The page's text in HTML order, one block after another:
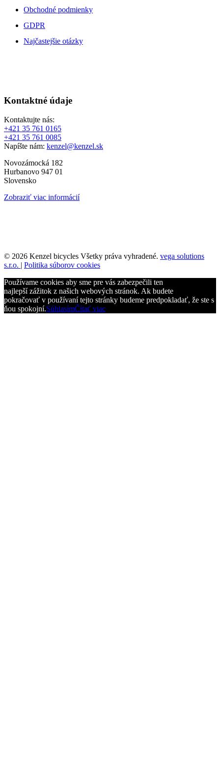
Obchodné podmienky
GDPR
Najčastejšie otázky
Kontaktné údaje
Kontaktujte nás:
+421 35 761 0165
+421 35 761 0085
Napíšte nám: kenzel@kenzel.sk
Novozámocká 182
Hurbanovo 947 01
Slovensko
Zobraziť viac informácií
© 2026 Kenzel bicycles Všetky práva vyhradené. vega solutions
s.r.o. | Politika súborov cookies
Používame cookies aby sme pre vás zabezpečili ten
najlepší zážitok z našich webových stránok. Ak budete
pokračovať v používaní tejto stránky budeme predpokladať, že ste s
ňou spokojní.SúhlasímČítať viac